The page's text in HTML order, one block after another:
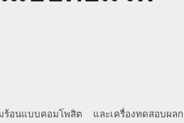
ร้อนแบบคอมโพสิต และเครื่องทดสอบผลก